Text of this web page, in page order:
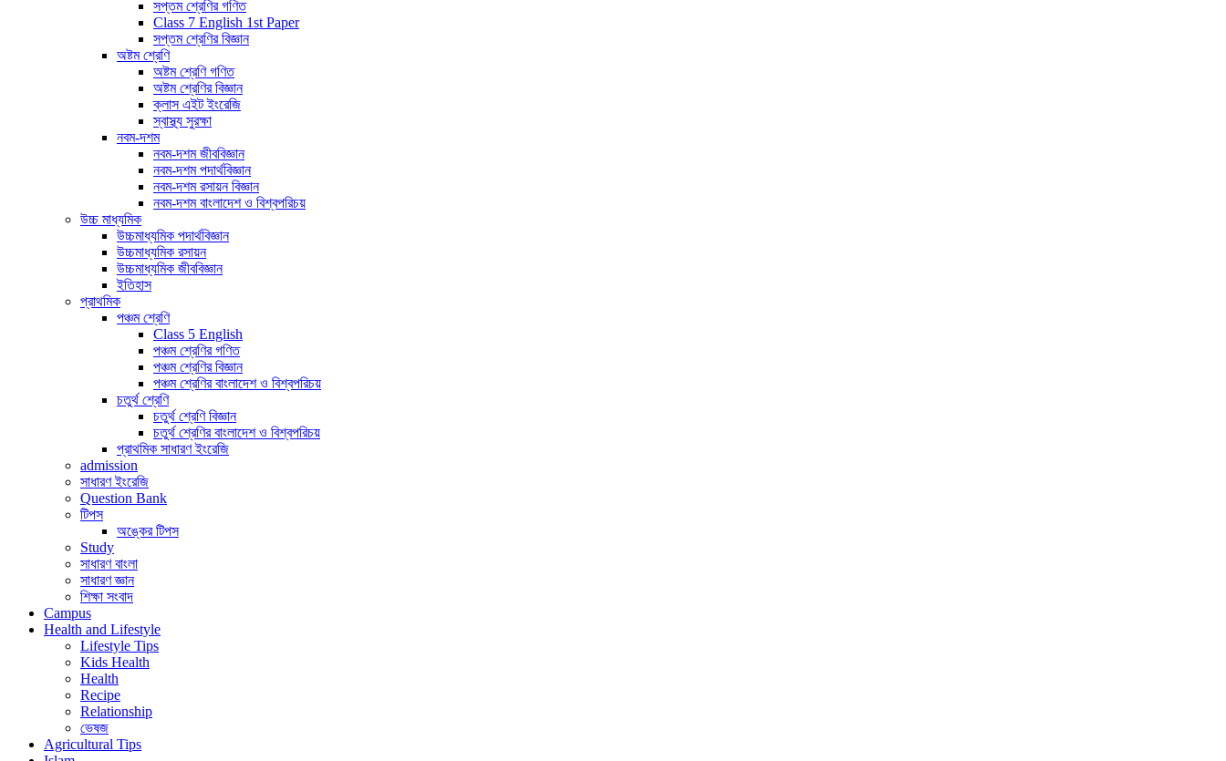
সপ্তম শ্রেণির গণিত
Class 7 English 1st Paper
সপ্তম শ্রেণির বিজ্ঞান
অষ্টম শ্রেণি
অষ্টম শ্রেণি গণিত
অষ্টম শ্রেণির বিজ্ঞান
ক্লাস এইট ইংরেজি
স্বাস্থ্য সুরক্ষা
নবম-দশম
নবম-দশম জীববিজ্ঞান
নবম-দশম পদার্থবিজ্ঞান
নবম-দশম রসায়ন বিজ্ঞান
নবম-দশম বাংলাদেশ ও বিশ্বপরিচয়
উচ্চ মাধ্যমিক
উচ্চমাধ্যমিক পদার্থবিজ্ঞান
উচ্চমাধ্যমিক রসায়ন
উচ্চমাধ্যমিক জীববিজ্ঞান
ইতিহাস
প্রাথমিক
পঞ্চম শ্রেণি
Class 5 English
পঞ্চম শ্রেণির গণিত
পঞ্চম শ্রেণির বিজ্ঞান
পঞ্চম শ্রেণির বাংলাদেশ ও বিশ্বপরিচয়
চতুর্থ শ্রেণি
চতুর্থ শ্রেণি বিজ্ঞান
চতুর্থ শ্রেণির বাংলাদেশ ও বিশ্বপরিচয়
প্রাথমিক সাধারণ ইংরেজি
admission
সাধারণ ইংরেজি
Question Bank
টিপস
অঙ্কের টিপস
Study
সাধারণ বাংলা
সাধারণ জ্ঞান
শিক্ষা সংবাদ
Campus
Health and Lifestyle
Lifestyle Tips
Kids Health
Health
Recipe
Relationship
ভেষজ
Agricultural Tips